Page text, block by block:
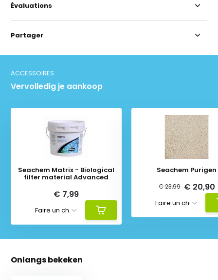
Évaluations
Partager
ACCESSOIRES
Vervolledig je aankoop
Seachem Matrix - Biological
filter material Advanced
€ 7,99
Seachem Purigen
€ 23,99 € 20,90
Onlangs bekeken